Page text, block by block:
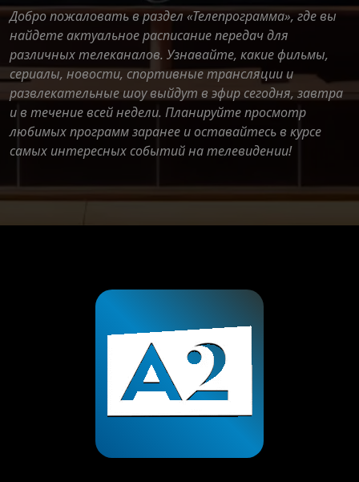
Добро пожаловать в раздел «Телепрограмма», где вы
найдете актуальное расписание передач для
различных телеканалов. Узнавайте, какие фильмы,
сериалы, новости, спортивные трансляции и
развлекательные шоу выйдут в эфир сегодня, завтра
и в течение всей недели. Планируйте просмотр
любимых программ заранее и оставайтесь в курсе
самых интересных событий на телевидении!